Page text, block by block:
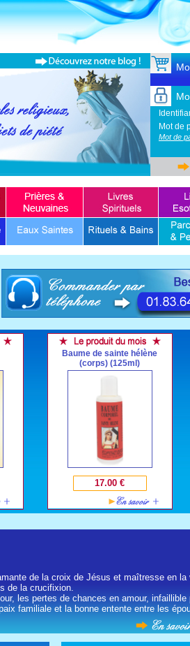
Mot de
Mot de
Baume de sainte hélène
(corps) (125ml)
de la croix de Jésus et maîtresse en la
de la crucifixion.
les pertes de chances en amour, infaillible
familiale et la bonne entente entre les